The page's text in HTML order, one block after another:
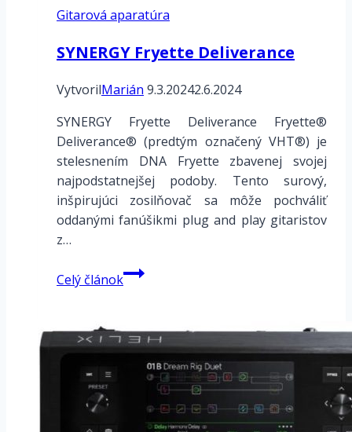
Gitarová aparatúra
SYNERGY Fryette Deliverance
VytvorilMarián 9.3.20242.6.2024
SYNERGY Fryette Deliverance Fryette®
Deliverance® (predtým označený VHT®) je
stelesnením DNA Fryette zbavenej svojej
najpodstatnejšej podoby. Tento surový,
inšpirujúci zosilňovač sa môže pochváliť
oddanými fanúšikmi plug and play gitaristov
z…
Celý článokSYNERGY
Fryette